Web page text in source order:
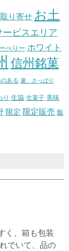
り寄せ お土
ービスエリア
べりー ホワイト
信州銘菓
ある 夏、さっぱり
り 生協 生菓子 美味
限定 限定販売 飯
く、箱も包装
でいて、品の